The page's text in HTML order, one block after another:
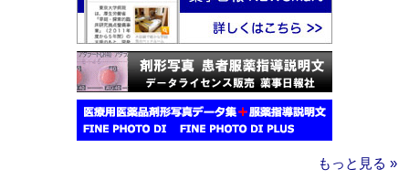
もっと見る »